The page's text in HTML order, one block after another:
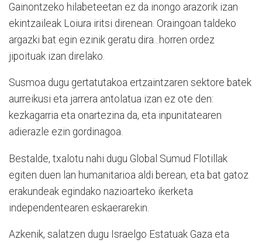
Gainontzeko hilabeteetan ez da inongo arazorik izan
ekintzaileak Loiura iritsi direnean. Oraingoan taldeko
argazki bat egin ezinik geratu dira...horren ordez
jipoituak izan direlako.
Susmoa dugu gertatutakoa ertzaintzaren sektore batek
aurreikusi eta jarrera antolatua izan ez ote den:
kezkagarria eta onartezina da, eta inpunitatearen
adierazle ezin gordinagoa.
Bestalde, txalotu nahi dugu Global Sumud Flotillak
egiten duen lan humanitarioa aldi berean, eta bat gatoz
erakundeak egindako nazioarteko ikerketa
independentearen eskaerarekin.
Azkenik, salatzen dugu Israelgo Estatuak Gaza eta